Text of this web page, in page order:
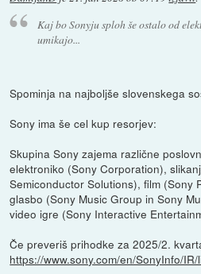
Kaj bo Sonyju sploh še ostalo od
umikajo...
Spominja na najboljše slovenskega
Sony ima še cel kup resorjev:
Skupina Sony zajema različne
elektroniko (Sony Corporation),
Semiconductor Solutions), film (Sony
glasbo (Sony Music Group in Sony
video igre (Sony Interactive
Če preveriš prihodke za 2025/2.
https://www.sony.com/en/SonyInfo/IR/